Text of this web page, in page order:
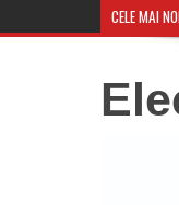
CELE MAI